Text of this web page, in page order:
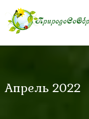
content
Апрель 2022